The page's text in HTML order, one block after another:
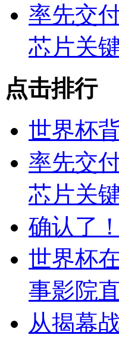
率先交
芯片关
点击排行
世界杯
率先交
芯片关
确认了
世界杯
事影院
从揭幕